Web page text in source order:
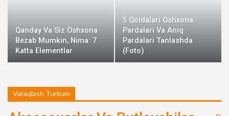
Qanday Va Siz Oshxona
Bezab Mumkin, Nima: 7
Katta Elementlar
5 Qoidalari Oshxona
Pardalari Va Aniq
Pardalari Tanlashda
(foto)
Varaqlash Turkum